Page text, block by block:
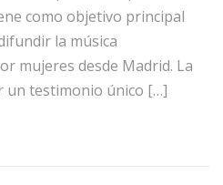
como objetivo principal
la música
mujeres desde Madrid. La
un testimonio único […]